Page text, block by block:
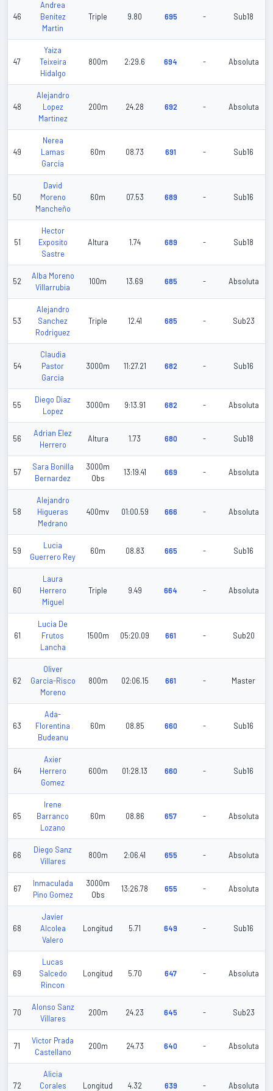
46
Andrea
Benitez
Martin
Triple 9.80 695 - Sub18
47
Yaiza
Teixeira
Hidalgo
800m 2:29.6 694 - Absoluta
48
Alejandro
Lopez
Martinez
200m 24.28 692 - Absoluta
49
Nerea
Lamas
Garcia
60m 08.73 691 - Sub16
50
David
Moreno
Mancheño
60m 07.53 689 - Sub16
51
Hector
Exposito
Sastre
Altura 1.74 689 - Sub18
52
Alba Moreno
Villarrubia
100m 13.69 685 - Absoluta
53
Alejandro
Sanchez
Rodriguez
Triple 12.41 685 - Sub23
54
Claudia
Pastor
Garcia
3000m 11:27.21 682 - Sub16
55
Diego Diaz
Lopez
3000m 9:13.91 682 - Absoluta
56
Adrian Elez
Herrero
Altura 1.73 680 - Sub18
57
Sara Bonilla
Bernardez
3000m
Obs
13:19.41 669 - Absoluta
58
Alejandro
Higueras
Medrano
400mv 01:00.59 666 - Absoluta
59
Lucia
Guerrero Rey
60m 08.83 665 - Sub16
60
Laura
Herrero
Miguel
Triple 9.49 664 - Absoluta
61
Lucia De
Frutos
Lancha
1500m 05:20.09 661 - Sub20
62
Oliver
Garcia-Risco
Moreno
800m 02:06.15 661 - Master
63
Ada-
Florentina
Budeanu
60m 08.85 660 - Sub16
64
Axier
Herrero
Gomez
600m 01:28.13 660 - Sub16
65
Irene
Barranco
Lozano
60m 08.86 657 - Absoluta
66
Diego Sanz
Villares
800m 2:06.41 655 - Absoluta
67
Inmaculada
Pino Gomez
3000m
Obs
13:26.78 655 - Absoluta
68
Javier
Alcolea
Valero
Longitud 5.71 649 - Sub16
69
Lucas
Salcedo
Rincon
Longitud 5.70 647 - Absoluta
70
Alonso Sanz
Villares
200m 24.23 645 - Sub23
71
Victor Prada
Castellano
200m 24.73 640 - Absoluta
72
Alicia
Corales
Longitud 4.32 639 - Absoluta